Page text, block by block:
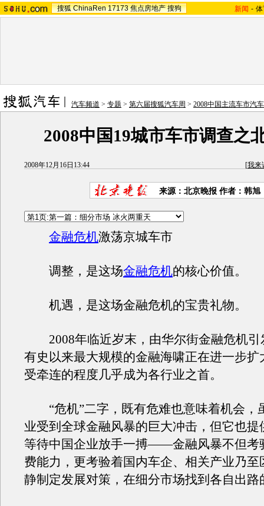
搜狐 ChinaRen 17173 焦点房地产 搜狗 新闻 -
汽车频道 > 专题 > 第六届搜狐汽车周 > 2008中国主流车市汽
2008中国19城市车市调查之
2008年12月16日13:44 [我来
来源：北京晚报 作者：韩旭
金融危机激荡京城车市
调整，是这场金融危机的核心价值。
机遇，是这场金融危机的宝贵礼物。
2008年临近岁末，由华尔街金融危机引
有史以来最大规模的金融海啸正在进一步扩
受牵连的程度几乎成为各行业之首。
“危机”二字，既有危难也意味着机会，
业受到全球金融风暴的巨大冲击，但它也提
等待中国企业放手一搏——金融风暴不但考
费能力，更考验着国内车企、相关产业乃至
静制定发展对策，在细分市场找到各自出路